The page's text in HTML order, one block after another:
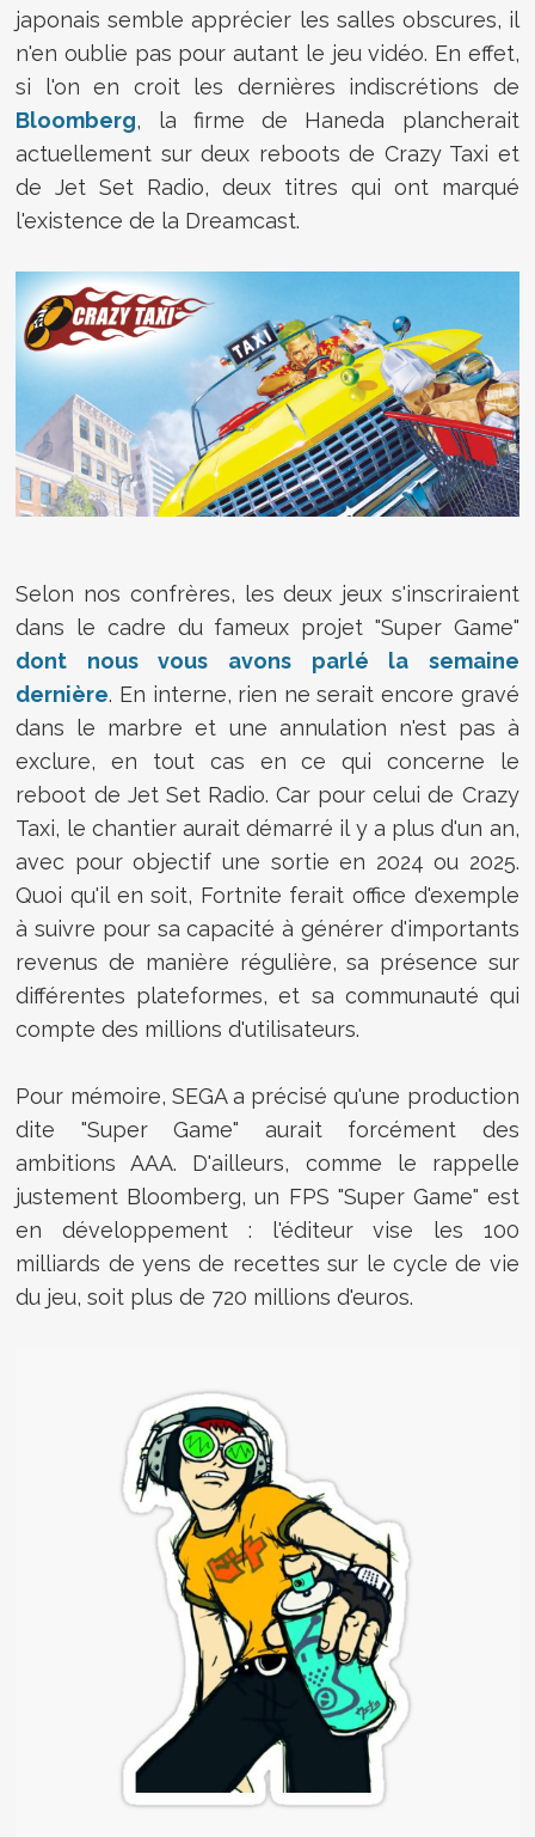
japonais semble apprécier les salles obscures, il
n'en oublie pas pour autant le jeu vidéo. En effet,
si l'on en croit les dernières indiscrétions de
Bloomberg, la firme de Haneda plancherait
actuellement sur deux reboots de Crazy Taxi et
de Jet Set Radio, deux titres qui ont marqué
l'existence de la Dreamcast.
Selon nos confrères, les deux jeux s'inscriraient
dans le cadre du fameux projet "Super Game"
dont nous vous avons parlé la semaine
dernière. En interne, rien ne serait encore gravé
dans le marbre et une annulation n'est pas à
exclure, en tout cas en ce qui concerne le
reboot de Jet Set Radio. Car pour celui de Crazy
Taxi, le chantier aurait démarré il y a plus d'un an,
avec pour objectif une sortie en 2024 ou 2025.
Quoi qu'il en soit, Fortnite ferait office d'exemple
à suivre pour sa capacité à générer d'importants
revenus de manière régulière, sa présence sur
différentes plateformes, et sa communauté qui
compte des millions d'utilisateurs.
Pour mémoire, SEGA a précisé qu'une production
dite "Super Game" aurait forcément des
ambitions AAA. D'ailleurs, comme le rappelle
justement Bloomberg, un FPS "Super Game" est
en développement : l'éditeur vise les 100
milliards de yens de recettes sur le cycle de vie
du jeu, soit plus de 720 millions d'euros.